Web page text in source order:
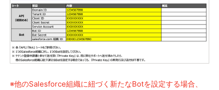
※他のSalesforce組織に紐づく新たなBotを設定する場合、